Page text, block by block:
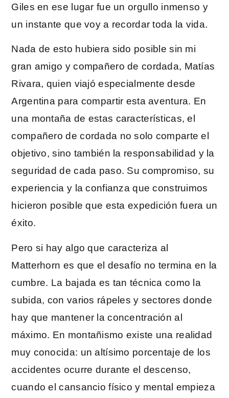
Giles en ese lugar fue un orgullo inmenso y
un instante que voy a recordar toda la vida.
Nada de esto hubiera sido posible sin mi
gran amigo y compañero de cordada, Matías
Rivara, quien viajó especialmente desde
Argentina para compartir esta aventura. En
una montaña de estas características, el
compañero de cordada no solo comparte el
objetivo, sino también la responsabilidad y la
seguridad de cada paso. Su compromiso, su
experiencia y la confianza que construimos
hicieron posible que esta expedición fuera un
éxito.
Pero si hay algo que caracteriza al
Matterhorn es que el desafío no termina en la
cumbre. La bajada es tan técnica como la
subida, con varios rápeles y sectores donde
hay que mantener la concentración al
máximo. En montañismo existe una realidad
muy conocida: un altísimo porcentaje de los
accidentes ocurre durante el descenso,
cuando el cansancio físico y mental empieza